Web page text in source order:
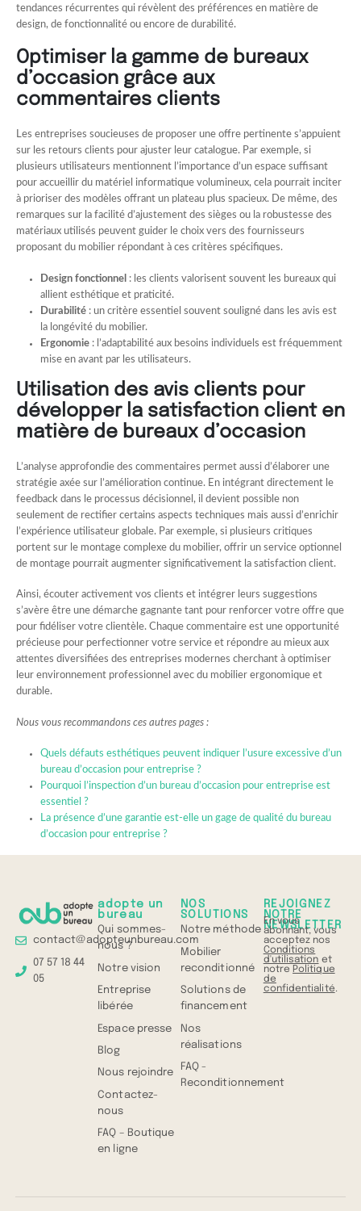
tendances récurrentes qui révèlent des préférences en matière de
design, de fonctionnalité ou encore de durabilité.
Optimiser la gamme de bureaux
d’occasion grâce aux
commentaires clients
Les entreprises soucieuses de proposer une offre pertinente s’appuient
sur les retours clients pour ajuster leur catalogue. Par exemple, si
plusieurs utilisateurs mentionnent l’importance d’un espace suffisant
pour accueillir du matériel informatique volumineux, cela pourrait inciter
à prioriser des modèles offrant un plateau plus spacieux. De même, des
remarques sur la facilité d’ajustement des sièges ou la robustesse des
matériaux utilisés peuvent guider le choix vers des fournisseurs
proposant du mobilier répondant à ces critères spécifiques.
Design fonctionnel : les clients valorisent souvent les bureaux qui
allient esthétique et praticité.
Durabilité: un critère essentiel souvent souligné dans les avis est
la longévité du mobilier.
Ergonomie: l’adaptabilité aux besoins individuels est fréquemment
mise en avant par les utilisateurs.
Utilisation des avis clients pour
développer la satisfaction client en
matière de bureaux d’occasion
L’analyse approfondie des commentaires permet aussi d’élaborer une
stratégie axée sur l’amélioration continue. En intégrant directement le
feedback dans le processus décisionnel, il devient possible non
seulement de rectifier certains aspects techniques mais aussi d’enrichir
l’expérience utilisateur globale. Par exemple, si plusieurs critiques
portent sur le montage complexe du mobilier, offrir un service optionnel
de montage pourrait augmenter significativement la satisfaction client.
Ainsi, écouter activement vos clients et intégrer leurs suggestions
s’avère être une démarche gagnante tant pour renforcer votre offre que
pour fidéliser votre clientèle. Chaque commentaire est une opportunité
précieuse pour perfectionner votre service et répondre au mieux aux
attentes diversifiées des entreprises modernes cherchant à optimiser
leur environnement professionnel avec du mobilier ergonomique et
durable.
Nous vous recommandons ces autres pages :
Quels défauts esthétiques peuvent indiquer l’usure excessive d’un
bureau d’occasion pour entreprise ?
Pourquoi l’inspection d’un bureau d’occasion pour entreprise est
essentiel ?
La présence d’une garantie est-elle un gage de qualité du bureau
d’occasion pour entreprise ?
contact@adopteunbureau.com
07 57 18 44
05
adopte un
bureau
Qui sommes-
nous ?
Notre vision
Entreprise
libérée
Espace presse
Blog
Nous rejoindre
Contactez-
nous
FAQ – Boutique
en ligne
NOS
SOLUTIONS
Notre méthode
Mobilier
reconditionné
Solutions de
financement
Nos
réalisations
FAQ -
Reconditionnement
REJOIGNEZ
NOTRE
NEWSLETTER
En vous
abonnant, vous
acceptez nos
Conditions
d'utilisation et
notre Politique
de
confidentialité.